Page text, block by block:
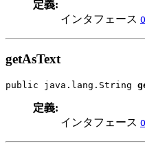
定義:
インタフェース
getAsText
public java.lang.String
定義:
インタフェース